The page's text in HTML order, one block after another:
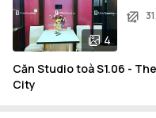
4
Căn Studio toà S1.06 -
City